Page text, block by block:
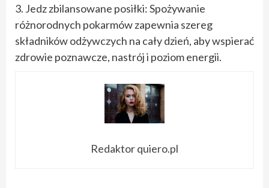
3. Jedz zbilansowane posiłki: Spożywanie
różnorodnych pokarmów zapewnia szereg
składników odżywczych na cały dzień, aby wspierać
zdrowie poznawcze, nastrój i poziom energii.
Redaktor quiero.pl